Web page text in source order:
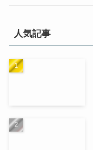
人気記事